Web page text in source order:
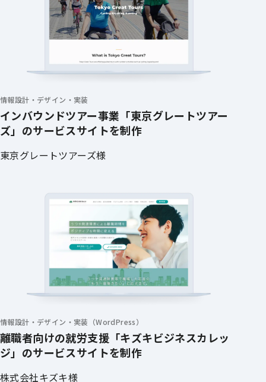
情報設計・デザイン・実装
インバウンドツアー事業「東京グレートツアー
ズ」のサービスサイトを制作
東京グレートツアーズ様
情報設計・デザイン・実装（WordPress）
離職者向けの就労支援「キズキビジネスカレッ
ジ」のサービスサイトを制作
株式会社キズキ様